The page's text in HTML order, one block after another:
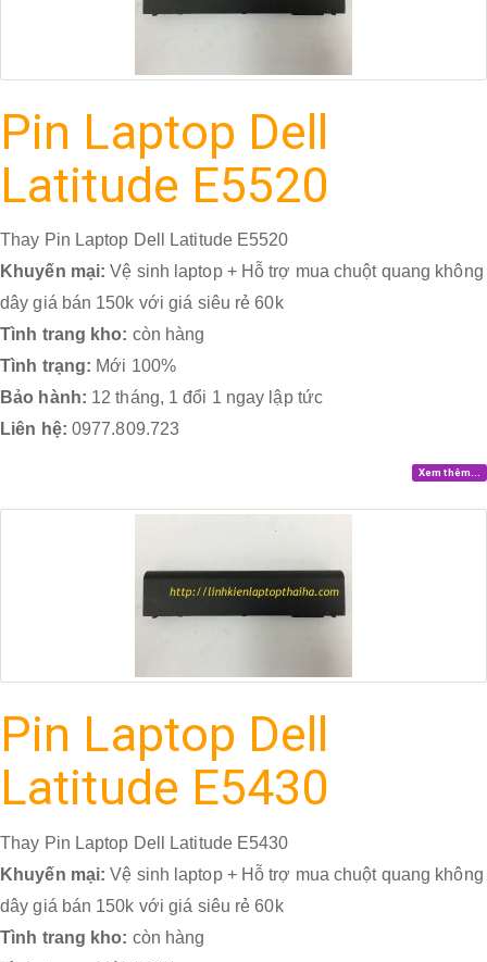
Pin Laptop Dell
Latitude E5520
Thay Pin Laptop Dell Latitude E5520
Khuyến mại: Vệ sinh laptop + Hỗ trợ mua chuột quang không
dây giá bán 150k với giá siêu rẻ 60k
Tình trang kho: còn hàng
Tình trạng: Mới 100%
Bảo hành: 12 tháng, 1 đổi 1 ngay lập tức
Liên hệ: 0977.809.723
Xem thêm...
Pin Laptop Dell
Latitude E5430
Thay Pin Laptop Dell Latitude E5430
Khuyến mại: Vệ sinh laptop + Hỗ trợ mua chuột quang không
dây giá bán 150k với giá siêu rẻ 60k
Tình trang kho: còn hàng